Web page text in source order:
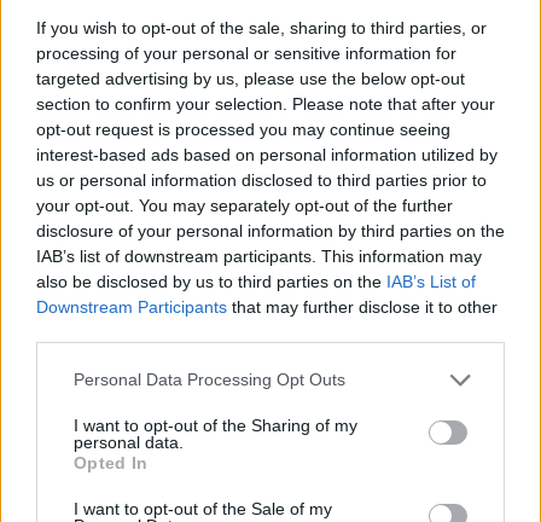
If you wish to opt-out of the sale, sharing to third parties, or
processing of your personal or sensitive information for
targeted advertising by us, please use the below opt-out
section to confirm your selection. Please note that after your
opt-out request is processed you may continue seeing
interest-based ads based on personal information utilized by
us or personal information disclosed to third parties prior to
your opt-out. You may separately opt-out of the further
disclosure of your personal information by third parties on the
IAB’s list of downstream participants. This information may
also be disclosed by us to third parties on the IAB’s List of
Downstream Participants that may further disclose it to other
Personal Data Processing Opt Outs
I want to opt-out of the Sharing of my
personal data.
Opted In
I want to opt-out of the Sale of my